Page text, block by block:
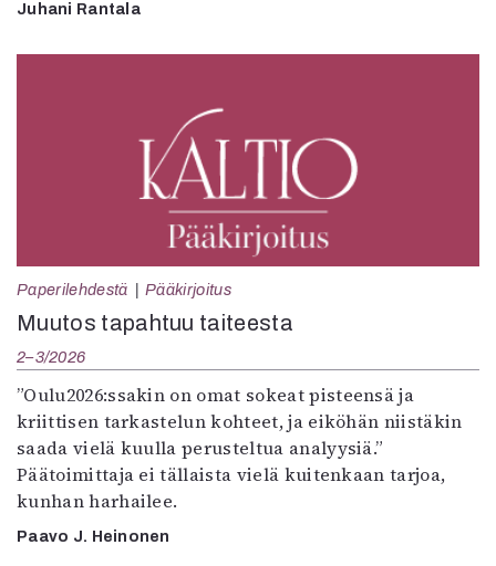
Juhani Rantala
Paperilehdestä Pääkirjoitus
Muutos tapahtuu taiteesta
2–3/2026
”Oulu2026:ssakin on omat sokeat pisteensä ja
kriittisen tarkastelun kohteet, ja eiköhän niistäkin
saada vielä kuulla perusteltua analyysiä.”
Päätoimittaja ei tällaista vielä kuitenkaan tarjoa,
kunhan harhailee.
Paavo J. Heinonen